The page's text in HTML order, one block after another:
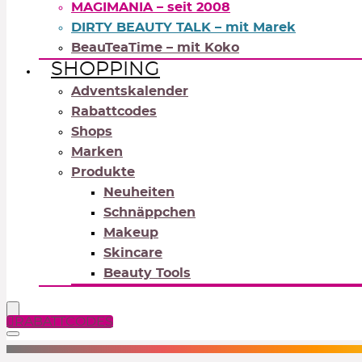
MAGIMANIA – seit 2008
DIRTY BEAUTY TALK – mit Marek
BeauTeaTime – mit Koko
SHOPPING
Adventskalender
Rabattcodes
Shops
Marken
Produkte
Neuheiten
Schnäppchen
Makeup
Skincare
Beauty Tools
RABATTCODES